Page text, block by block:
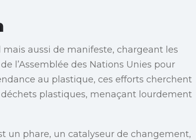
aussi de manifeste, chargeant les
l’Assemblée des Nations Unies pour
au plastique, ces efforts cherchent
plastiques, menaçant lourdement
un phare, un catalyseur de changement,